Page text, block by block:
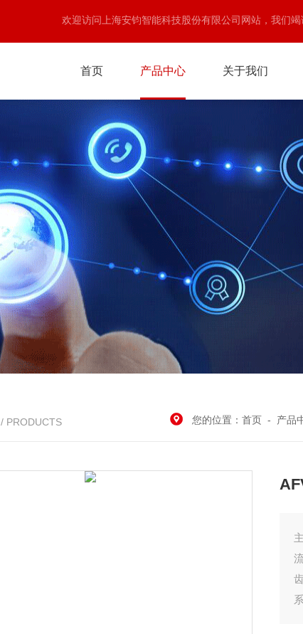
欢迎访问上海安钧智能科技股份有限公司网站，我们
首页 产品中心 关于我们
/ PRODUCTS 您的位置：首页 - 产品